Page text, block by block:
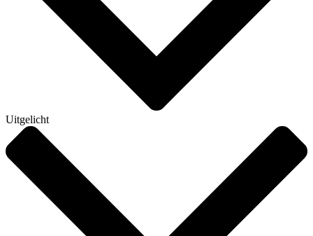
Uitgelicht